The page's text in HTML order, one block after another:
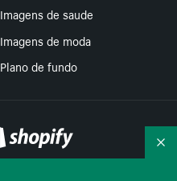
Imagens de saude
Imagens de moda
Plano de fundo